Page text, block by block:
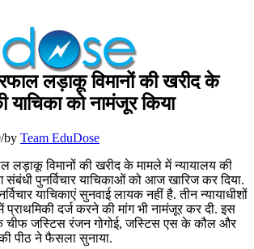
लड़ाकू विमानों की खरीद के
याचिका को नामंजूर किया
/by Team EduDose
लड़ाकू विमानों की खरीद के मामले में न्‍यायालय की
संबंधी पुनर्विचार याचिकाओं को आज खारिज कर दिया.
याचिकाएं सुनवाई लायक नहीं है. तीन न्‍यायाधीशों
दर्ज करने की मांग भी नामंजूर कर दी. इस
चीफ जस्टिस रंजन गोगोई, जस्टिस एस के कौल और
पीठ ने फैसला सुनाया.